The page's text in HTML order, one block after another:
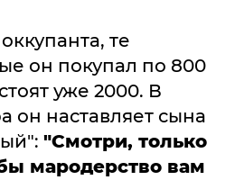
те
он покупал по 800
уже 2000. В
он наставляет сына
"Смотри, только
мародерство вам